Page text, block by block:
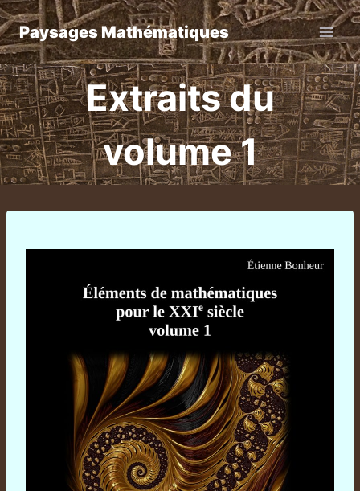
Aller
au
contenu
Paysages Mathématiques
Extraits du
volume 1